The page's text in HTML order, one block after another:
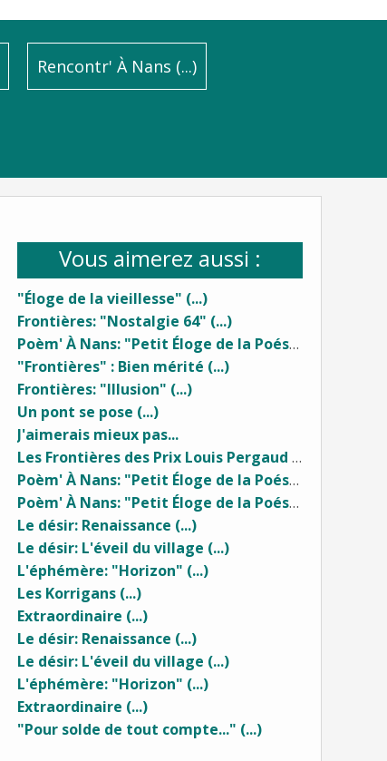
Rencontr' À Nans (...)
Vous aimerez aussi :
"Éloge de la vieillesse" (...)
Frontières: "Nostalgie 64" (...)
Poèm' À Nans: "Petit Éloge de la Poésie" (1) ...
"Frontières" : Bien mérité (...)
Frontières: "Illusion" (...)
Un pont se pose (...)
J'aimerais mieux pas...
Les Frontières des Prix Louis Pergaud (...)
Poèm' À Nans: "Petit Éloge de la Poésie" (2) ...
Poèm' À Nans: "Petit Éloge de la Poésie" (1) ...
Le désir: Renaissance (...)
Le désir: L'éveil du village (...)
L'éphémère: "Horizon" (...)
Les Korrigans (...)
Extraordinaire (...)
Le désir: Renaissance (...)
Le désir: L'éveil du village (...)
L'éphémère: "Horizon" (...)
Extraordinaire (...)
"Pour solde de tout compte..." (...)